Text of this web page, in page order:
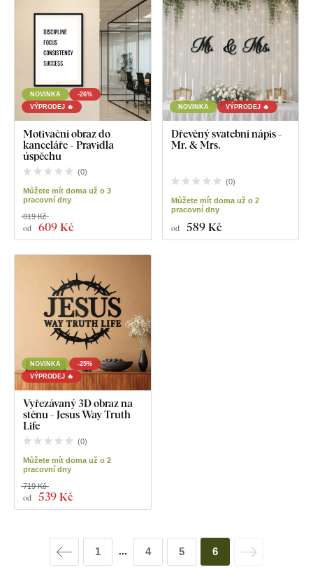
NOVINKA
-26%
VÝPRODEJ 🔥
Motivační obraz do
kanceláře - Pravidla
úspěchu
(0)
Můžete mít doma už o 3
pracovní dny
od 609 Kč
819 Kč
NOVINKA VÝPRODEJ 🔥
Dřevěný svatební nápis -
Mr. & Mrs.
(0)
Můžete mít doma už o 2
pracovní dny
od 589 Kč
NOVINKA
-25%
VÝPRODEJ 🔥
Vyřezávaný 3D obraz na
stěnu - Jesus Way Truth
Life
(0)
Můžete mít doma už o 2
pracovní dny
od 539 Kč
719 Kč
1 ... 4 5 6